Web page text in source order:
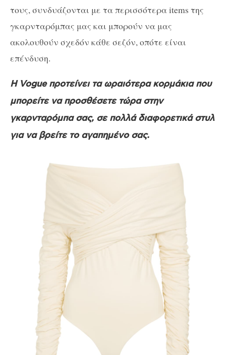
τους, συνδυάζονται με τα περισσότερα items της
γκαρνταρόμπας μας και μπορούν να μας
ακολουθούν σχεδόν κάθε σεζόν, οπότε είναι
επένδυση.
Η Vogue προτείνει τα ωραιότερα κορμάκια που
μπορείτε να προσθέσετε τώρα στην
γκαρνταρόμπα σας, σε πολλά διαφορετικά στυλ
για να βρείτε το αγαπημένο σας.